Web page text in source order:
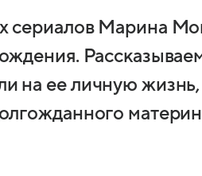
сериалов Марина
на ее личную жизнь,